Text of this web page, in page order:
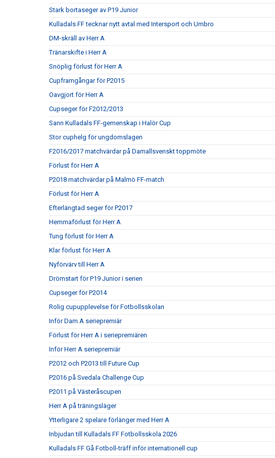
Stark bortaseger av P19 Junior
Kulladals FF tecknar nytt avtal med Intersport och Umbro
DM-skräll av Herr A
Tränarskifte i Herr A
Snöplig förlust för Herr A
Cupframgångar för P2015
Oavgjort för Herr A
Cupseger för F2012/2013
Sann Kulladals FF-gemenskap i Halör Cup
Stor cuphelg för ungdomslagen
F2016/2017 matchvärdar på Damallsvenskt toppmöte
Förlust för Herr A
P2018 matchvärdar på Malmö FF-match
Förlust för Herr A
Efterlängtad seger för P2017
Hemmaförlust för Herr A
Tung förlust för Herr A
Klar förlust för Herr A
Nyförvärv till Herr A
Drömstart för P19 Junior i serien
Cupseger för P2014
Rolig cupupplevelse för Fotbollsskolan
Inför Dam A seriepremiär
Förlust för Herr A i seriepremiären
Inför Herr A seriepremiär
P2012 och P2013 till Future Cup
P2016 på Svedala Challenge Cup
P2011 på Västeråscupen
Herr A på träningsläger
Ytterligare 2 spelare förlänger med Herr A
Inbjudan till Kulladals FF Fotbollsskola 2026
Kulladals FF Gå Fotboll-träff inför internationell cup